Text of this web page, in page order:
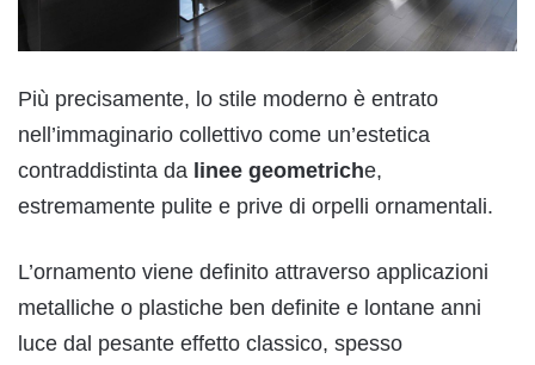
Più precisamente, lo stile moderno è entrato
nell’immaginario collettivo come un’estetica
contraddistinta da linee geometriche,
estremamente pulite e prive di orpelli ornamentali.
L’ornamento viene definito attraverso applicazioni
metalliche o plastiche ben definite e lontane anni
luce dal pesante effetto classico, spesso